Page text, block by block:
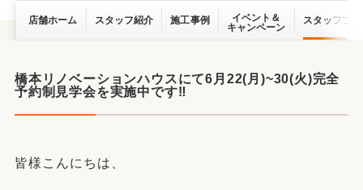
店舗ホーム スタッフ紹介 施工事例
イベント＆
キャンペーン
スタッフブ
橋本リノベーションハウスにて6月22(月)~30(火)完全
予約制見学会を実施中です‼
皆様こんにちは、